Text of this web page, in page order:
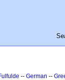
-- German --